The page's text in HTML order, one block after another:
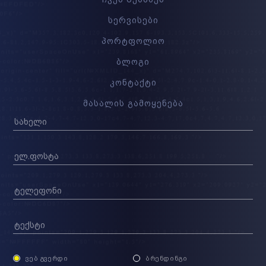
სერვისები
პორტფოლიო
ბლოგი
კონტაქტი
მასალის გამოყენება
ᲕᲔᲑ ᲒᲕᲔᲠᲓᲘ ᲑᲠᲔᲜᲓᲘᲜᲒᲘ